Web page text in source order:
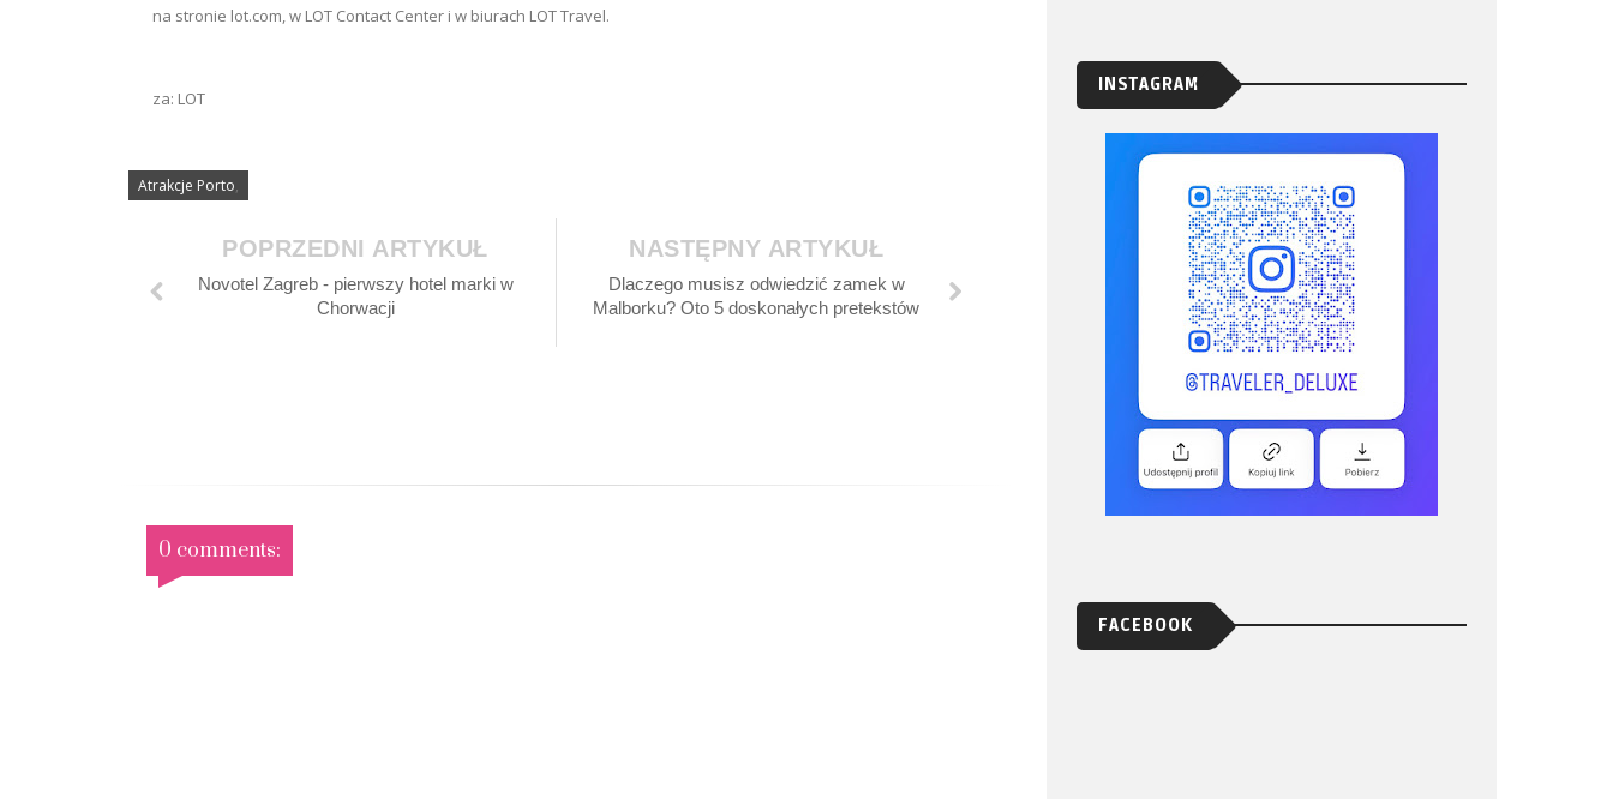
Atrakcje Porto,
na stronie lot.com, w LOT Contact Center i w biurach LOT Travel.
za: LOT
NASTĘPNY ARTYKUŁ
Dlaczego musisz odwiedzić zamek w
Malborku? Oto 5 doskonałych pretekstów
POPRZEDNI ARTYKUŁ
Novotel Zagreb - pierwszy hotel marki w
Chorwacji
0 comments:
INSTAGRAM
FACEBOOK